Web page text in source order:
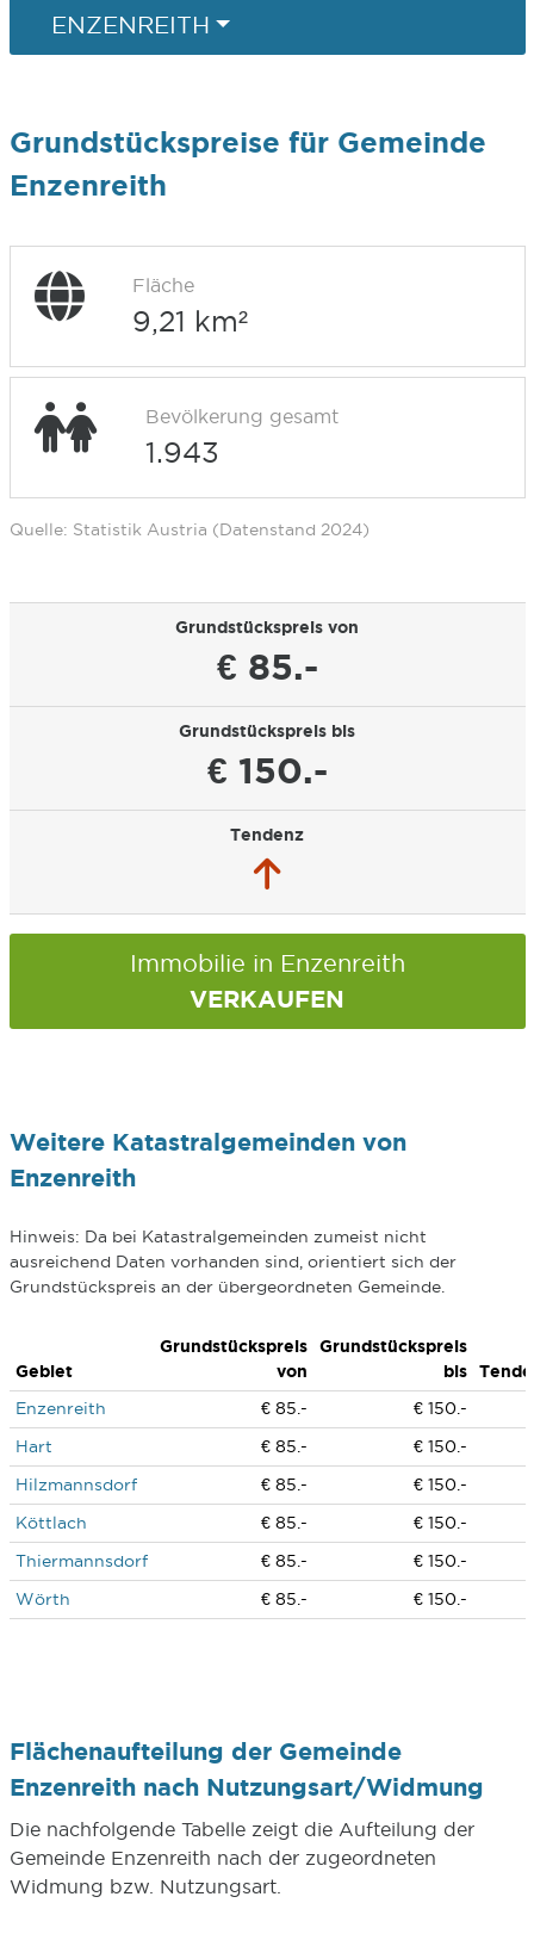
ENZENREITH
Grundstückspreise für Gemeinde
Enzenreith
Fläche
9,21 km²
Bevölkerung gesamt
1.943
Quelle: Statistik Austria (Datenstand 2024)
Grundstückspreis von
€ 85.-
Grundstückspreis bis
€ 150.-
Tendenz
Immobilie in Enzenreith
VERKAUFEN
Weitere Katastralgemeinden von
Enzenreith
Hinweis: Da bei Katastralgemeinden zumeist nicht
ausreichend Daten vorhanden sind, orientiert sich der
Grundstückspreis an der übergeordneten Gemeinde.
Gebiet
Grundstückspreis
von
Grundstückspreis
bis
Enzenreith
€ 85.-
€ 150.-
Hart
€ 85.-
€ 150.-
Hilzmannsdorf
€ 85.-
€ 150.-
Köttlach
€ 85.-
€ 150.-
Thiermannsdorf
€ 85.-
€ 150.-
Wörth
€ 85.- € 150.-
Flächenaufteilung der Gemeinde
Enzenreith nach Nutzungsart/Widmung
Die nachfolgende Tabelle zeigt die Aufteilung der
Gemeinde Enzenreith nach der zugeordneten
Widmung bzw. Nutzungsart.